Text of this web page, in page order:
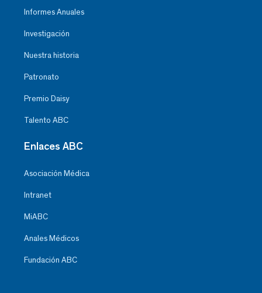
Informes Anuales
Investigación
Nuestra historia
Patronato
Premio Daisy
Talento ABC
Enlaces ABC
Asociación Médica
Intranet
MiABC
Anales Médicos
Fundación ABC